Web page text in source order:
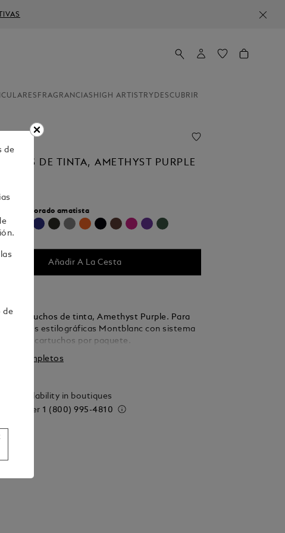
FRAGRANCIAS HIGH ARTISTRY DESCUBRIR
DE TINTA, AMETHYST PURPLE
Morado amatista
seleccionado
Añadir A La Cesta
Cartuchos de tinta, Amethyst Purple. Para
plumas estilográficas Montblanc con sistema
8 cartuchos por paquete.
completos
availability in boutiques
to order 1 (800) 995-4810
de
de